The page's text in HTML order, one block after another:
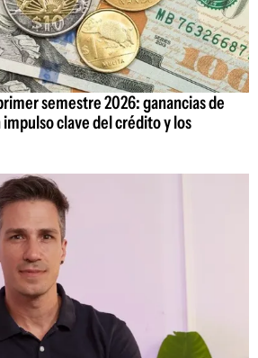
semestre 2026: ganancias de
impulso clave del crédito y los